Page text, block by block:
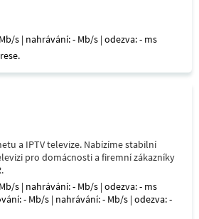
s | nahrávání: - Mb/s | odezva: - ms
a IPTV televize. Nabízíme stabilní
pro domácnosti a firemní zákazníky
s | nahrávání: - Mb/s | odezva: - ms
- Mb/s | nahrávání: - Mb/s | odezva: -